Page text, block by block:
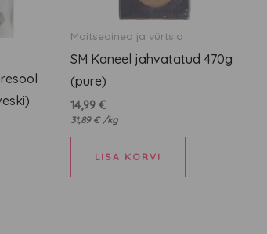
Maitseained ja vürtsid
SM Kaneel jahvatatud 470g
(pure)
14,99€
31,89 € /kg
LISA KORVI